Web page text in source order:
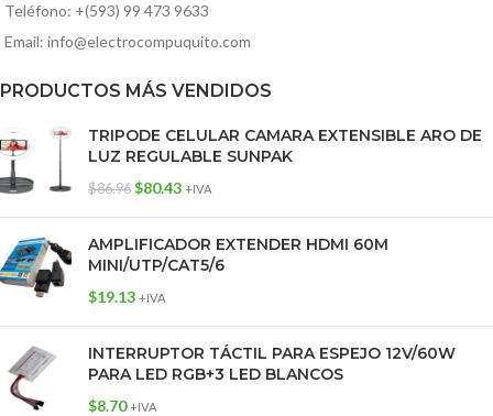
Teléfono: +(593) 99 473 9633
Email: info@electrocompuquito.com
PRODUCTOS MÁS VENDIDOS
TRIPODE CELULAR CAMARA EXTENSIBLE ARO DE
LUZ REGULABLE SUNPAK
$86.96 $80.43 +IVA
AMPLIFICADOR EXTENDER HDMI 60M
MINI/UTP/CAT5/6
$19.13 +IVA
INTERRUPTOR TÁCTIL PARA ESPEJO 12V/60W
PARA LED RGB+3 LED BLANCOS
$8.70 +IVA